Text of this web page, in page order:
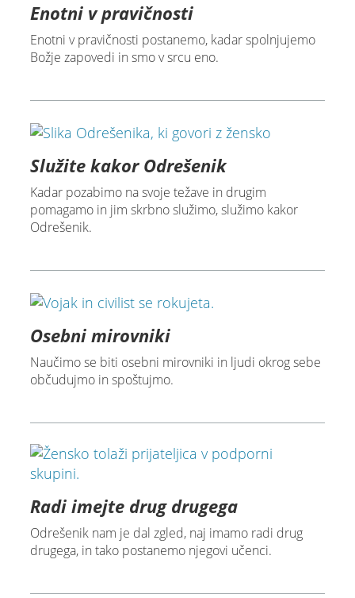
Enotni v pravičnosti
Enotni v pravičnosti postanemo, kadar spolnjujemo
Božje zapovedi in smo v srcu eno.
Služite kakor Odrešenik
Kadar pozabimo na svoje težave in drugim
pomagamo in jim skrbno služimo, služimo kakor
Odrešenik.
Osebni mirovniki
Naučimo se biti osebni mirovniki in ljudi okrog sebe
občudujmo in spoštujmo.
Radi imejte drug drugega
Odrešenik nam je dal zgled, naj imamo radi drug
drugega, in tako postanemo njegovi učenci.